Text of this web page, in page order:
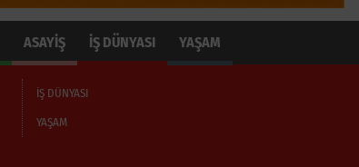
ASAYİŞ İŞ DÜNYASI YAŞAM
İŞ DÜNYASI
YAŞAM